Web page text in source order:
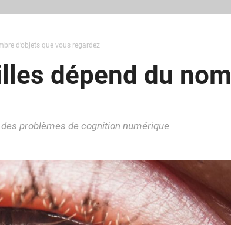
d’objets que vous regardez
dépend du
problèmes de cognition numérique